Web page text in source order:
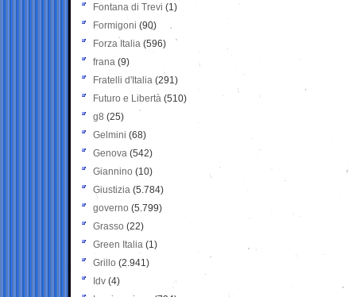
Fontana di Trevi (1)
Formigoni (90)
Forza Italia (596)
frana (9)
Fratelli d'Italia (291)
Futuro e Libertà (510)
g8 (25)
Gelmini (68)
Genova (542)
Giannino (10)
Giustizia (5.784)
governo (5.799)
Grasso (22)
Green Italia (1)
Grillo (2.941)
Idv (4)